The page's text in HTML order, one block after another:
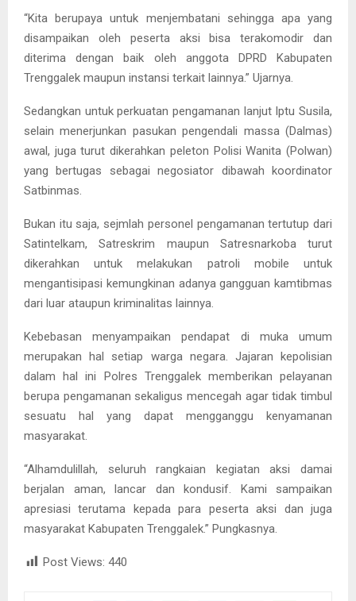
“Kita berupaya untuk menjembatani sehingga apa yang
disampaikan oleh peserta aksi bisa terakomodir dan
diterima dengan baik oleh anggota DPRD Kabupaten
Trenggalek maupun instansi terkait lainnya.” Ujarnya.
Sedangkan untuk perkuatan pengamanan lanjut Iptu Susila,
selain menerjunkan pasukan pengendali massa (Dalmas)
awal, juga turut dikerahkan peleton Polisi Wanita (Polwan)
yang bertugas sebagai negosiator dibawah koordinator
Satbinmas.
Bukan itu saja, sejmlah personel pengamanan tertutup dari
Satintelkam, Satreskrim maupun Satresnarkoba turut
dikerahkan untuk melakukan patroli mobile untuk
mengantisipasi kemungkinan adanya gangguan kamtibmas
dari luar ataupun kriminalitas lainnya.
Kebebasan menyampaikan pendapat di muka umum
merupakan hal setiap warga negara. Jajaran kepolisian
dalam hal ini Polres Trenggalek memberikan pelayanan
berupa pengamanan sekaligus mencegah agar tidak timbul
sesuatu hal yang dapat mengganggu kenyamanan
masyarakat.
“Alhamdulillah, seluruh rangkaian kegiatan aksi damai
berjalan aman, lancar dan kondusif. Kami sampaikan
apresiasi terutama kepada para peserta aksi dan juga
masyarakat Kabupaten Trenggalek.” Pungkasnya.
Post Views: 440